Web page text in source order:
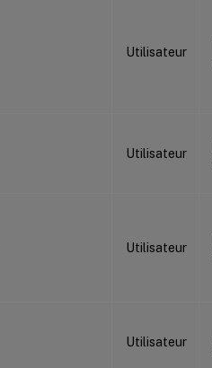
Utilisateur
Utilisateur
Utilisateur
Utilisateur